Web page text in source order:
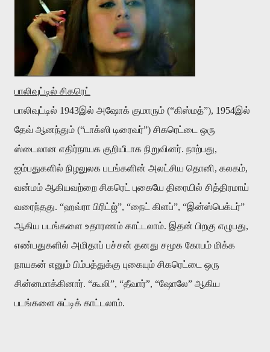
பாலிவுட்டில் சிகரெட்
பாலிவுட்டில் 1943இல் அஷோக் குமாரும் (“கிஸ்மத்”), 1954இல்
தேவ் ஆனந்தும் (“டாக்ஸி டிரைவர்”) சிகரெட்டை
ஒரு
ஸ்டைலான எதிர்நாயக குறியீடாக நிறுவினர். நாற்பது,
ஐம்பதுகளில் நிழலுலக படங்களின் அலட்சிய தொனி, கலகம்,
வன்மம் ஆகியவற்றை சிகரெட் புகையே திரையில் சித்திரமாய்
வரைந்தது. “ஹவ்ரா பிரிட்ஜ்”, “நைட் கிளப்”, “இன்ஸ்பெக்டர்”
ஆகிய படங்களை உதாரணம் காட்டலாம். இதன் பிறகு எழுபது,
எண்பதுகளில் அமிதாப் பச்சன் தனது சமூக கோபம் மிக்க
நாயகன் எனும் பிம்பத்துக்கு புகையும் சிகரெட்டை
ஒரு
சின்னமாக்கினார். “கூலி”, “தீவார்”, “ஷோலே” ஆகிய
படங்களை சுட்டிக் காட்டலாம்.